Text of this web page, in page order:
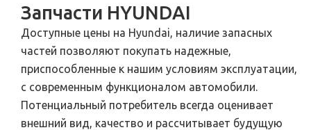
Запчасти HYUNDAI
Доступные цены на Hyundai, наличие запасных
частей позволяют покупать надежные,
приспособленные к нашим условиям эксплуатации,
с современным функционалом автомобили.
Потенциальный потребитель всегда оценивает
внешний вид, качество и рассчитывает будущую